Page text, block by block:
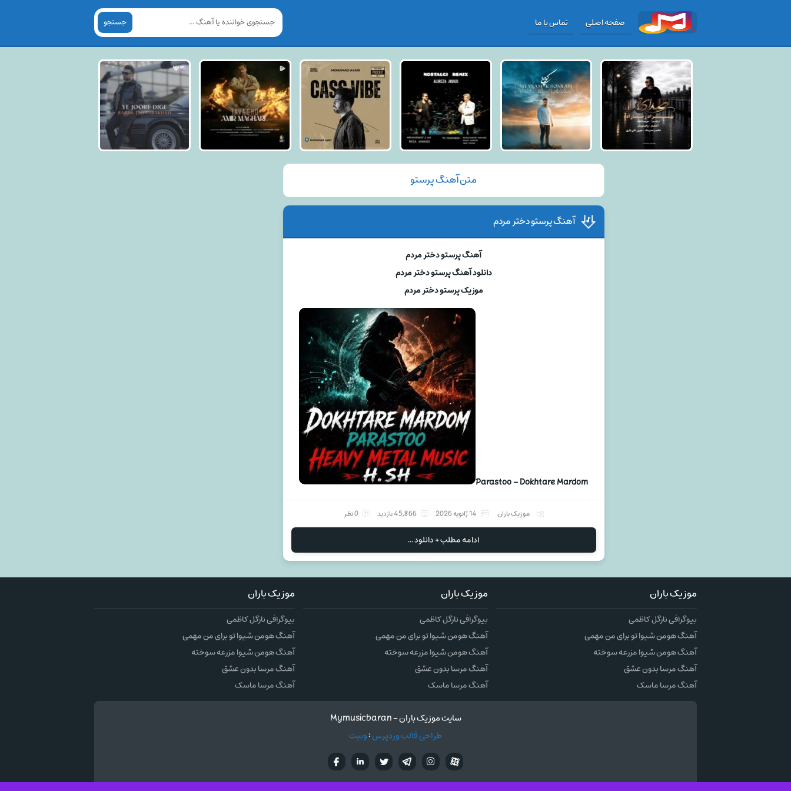
صفحه اصلی تماس با ما جستجو
متن آهنگ پرستو
آهنگ پرستو دختر مردم
آهنگ پرستو دختر مردم
دانلود آهنگ پرستو دختر مردم
موزیک پرستو دختر مردم
Parastoo – Dokhtare Mardom
موزیک باران 14 ژانویه 2026 45,866 بازدید 0 نظر
ادامه مطلب + دانلود ...
موزیک باران
بیوگرافی نارگل کاظمی
آهنگ هومن شیوا تو برای من مهمی
آهنگ هومن شیوا مزرعه سوخته
آهنگ مرسا بدون عشق
آهنگ مرسا ماسک
موزیک باران
بیوگرافی نارگل کاظمی
آهنگ هومن شیوا تو برای من مهمی
آهنگ هومن شیوا مزرعه سوخته
آهنگ مرسا بدون عشق
آهنگ مرسا ماسک
موزیک باران
بیوگرافی نارگل کاظمی
آهنگ هومن شیوا تو برای من مهمی
آهنگ هومن شیوا مزرعه سوخته
آهنگ مرسا بدون عشق
آهنگ مرسا ماسک
سایت موزیک باران - Mymusicbaran
طراحی قالب وردپرس:وبیت
تويترتلگرام
اینستاگرام آپارات